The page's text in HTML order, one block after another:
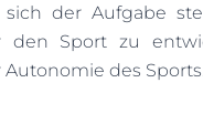
sich der Aufgabe
den Sport zu
des Sports.